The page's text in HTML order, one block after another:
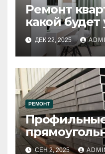
Ремонт
какой будет
ДЕК 22, 2025
РЕМОНТ
квадратные
СЕН 2, 2025